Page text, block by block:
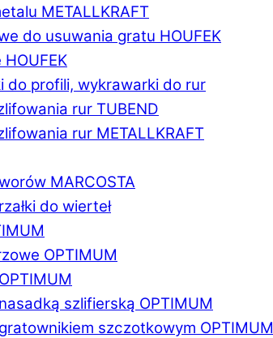
METALLKRAFT
do usuwania gratu HOUFEK
do profili, wykrawarki do rur
rur TUBEND
rur METALLKRAFT
MARCOSTA
do wierteł
OPTIMUM
szlifierską OPTIMUM
szczotkowym OPTIMUM